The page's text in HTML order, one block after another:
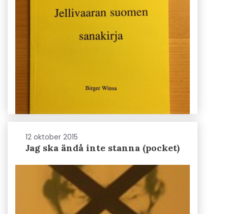
12 oktober 2015
Jag ska ändå inte stanna (pocket)